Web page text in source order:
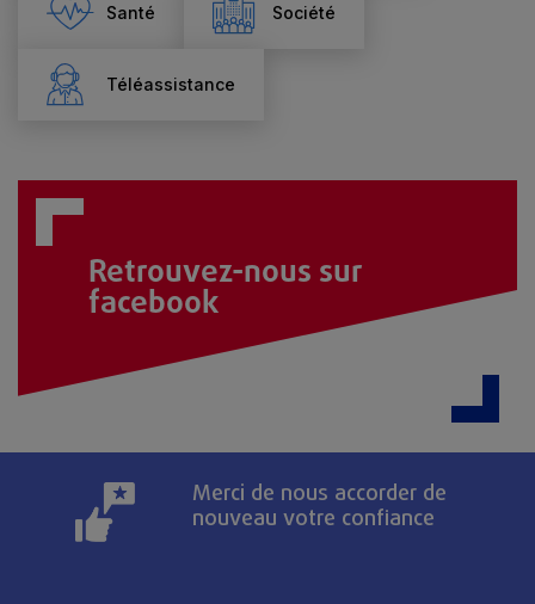
Santé Société
Téléassistance
Retrouvez-nous sur
facebook
Merci de nous accorder de
nouveau votre confiance